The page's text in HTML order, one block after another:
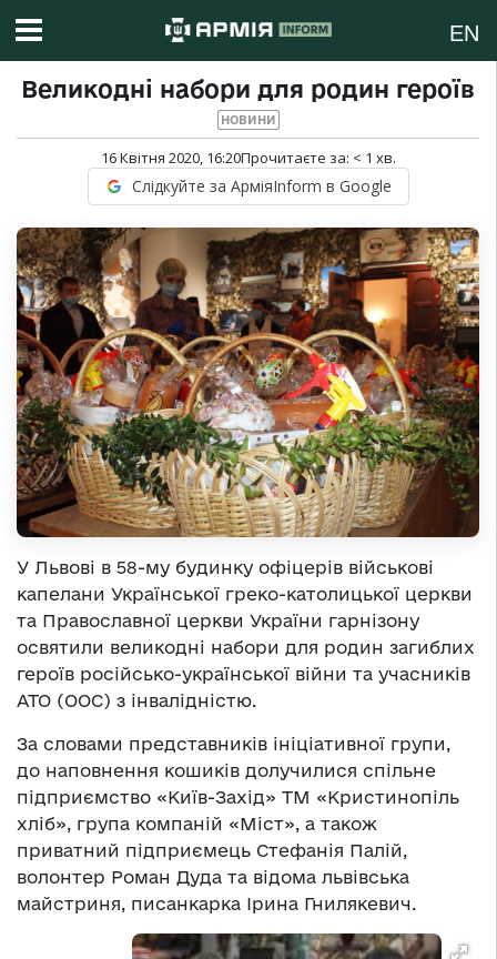
EN
Великодні набори для родин героїв
НОВИНИ
16 Квітня 2020, 16:20Прочитаєте за: < 1 хв.
Слідкуйте за АрміяInform в Google
У Львові в 58-му будинку офіцерів військові
капелани Української греко-католицької церкви
та Православної церкви України гарнізону
освятили великодні набори для родин загиблих
героїв російсько-української війни та учасників
АТО (ООС) з інвалідністю.
За словами представників ініціативної групи,
до наповнення кошиків долучилися спільне
підприємство «Київ-Захід» ТМ «Кристинопіль
хліб», група компаній «Міст», а також
приватний підприємець Стефанія Палій,
волонтер Роман Дуда та відома львівська
майстриня, писанкарка Ірина Гнилякевич.